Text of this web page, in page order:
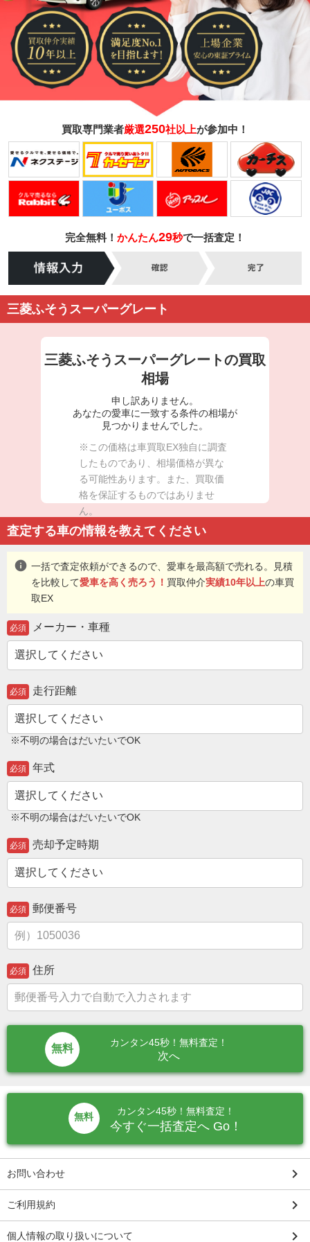
買取専門業者厳選250社以上が参加中！
完全無料！ かんたん29秒で一括査定！
三菱ふそうスーパーグレート
三菱ふそうスーパーグレートの買取
相場
申し訳ありません。
あなたの愛車に一致する条件の相場が
見つかりませんでした。
※この価格は車買取EX独自に調査
したものであり、相場価格が異な
る可能性あります。また、買取価
格を保証するものではありませ
ん。
査定する車の情報を教えてください
info 一括で査定依頼ができるので、愛車を最高額で売れる。見積
を比較して愛車を高く売ろう！ 買取仲介実績10年以上の車買
取EX
必須 メーカー・車種
必須 走行距離
※不明の場合はだいたいでOK
必須 年式
※不明の場合はだいたいでOK
必須 売却予定時期
必須 郵便番号
必須 住所
カンタン45秒！無料査定！
次へ
無料
カンタン45秒！無料査定！
今すぐ一括査定へ Go！
お問い合わせ keyboard_arrow_right
ご利用規約 keyboard_arrow_right
個人情報の取り扱いについて keyboard_arrow_right